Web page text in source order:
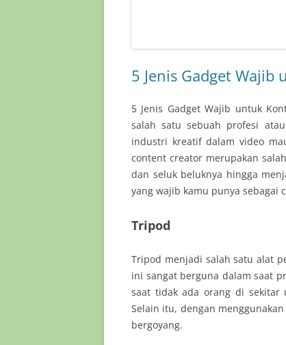
5 Jenis Gadget
5 Jenis Gadget Wajib untuk
salah satu sebuah profesi
industri kreatif dalam video
content creator merupakan
dan seluk beluknya hingga
yang wajib kamu punya sebagai
Tripod
Tripod menjadi salah satu alat
ini sangat berguna dalam saat
saat tidak ada orang di sekitar
Selain itu, dengan
bergoyang.